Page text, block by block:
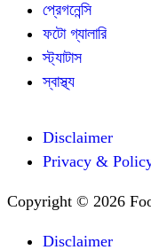
প্রেগনেন্সি
ফটো গ্যালারি
স্ট্যাটাস
স্বাস্থ্য
Disclaimer
Privacy &
Copyright © 2026
Disclaimer